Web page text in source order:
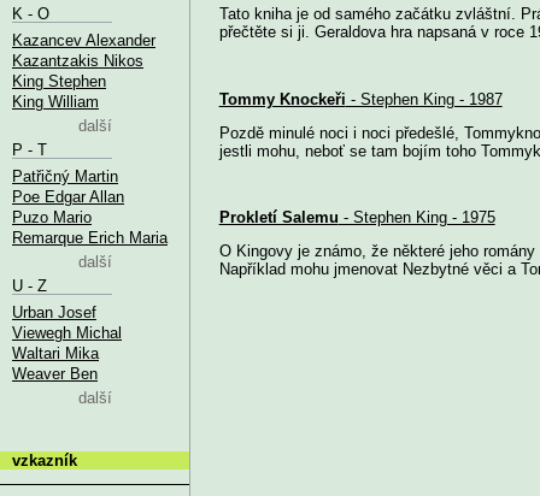
Tato kniha je od samého začátku zvláštní.
přečtěte si ji. Geraldova hra napsaná v roce
Tommy Knockeři - Stephen King - 1987
Pozdě minulé noci i noci předešlé,
jestli mohu, neboť se tam bojím toho
Prokletí Salemu - Stephen King - 1975
O Kingovy je známo, že některé jeho
Například mohu jmenovat Nezbytné věci a
K - O
Kazancev Alexander
Kazantzakis Nikos
King Stephen
King William
další
P - T
Patřičný Martin
Poe Edgar Allan
Puzo Mario
Remarque Erich Maria
další
U - Z
Urban Josef
Viewegh Michal
Waltari Mika
Weaver Ben
další
vzkazník